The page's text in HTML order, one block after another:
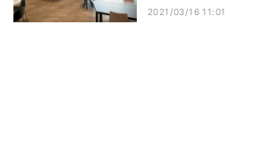
2021/03/16 11:01